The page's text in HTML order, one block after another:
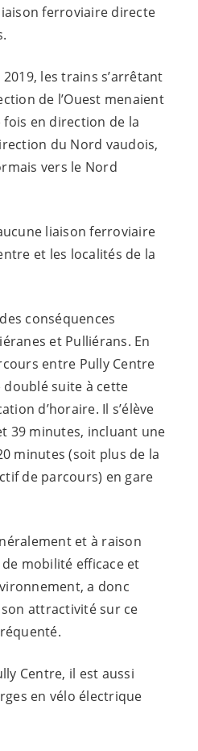
ferroviaire directe
les trains s’arrêtant
de l’Ouest menaient
en direction de la
du Nord vaudois,
vers le Nord
liaison ferroviaire
et les localités de la
conséquences
et Pulliérans. En
entre Pully Centre
doublé suite à cette
d’horaire. Il s’élève
39 minutes, incluant une
minutes (soit plus de la
de parcours) en gare
et à raison
mobilité efficace et
a donc
attractivité sur ce
Centre, il est aussi
en vélo électrique